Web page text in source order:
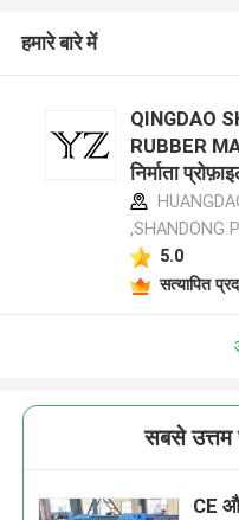
हमारे बारे में
QINGDAO
RUBBER
निर्माता
,SHANDONG
5.0
सत्यापित
सबसे उत्तम
CE